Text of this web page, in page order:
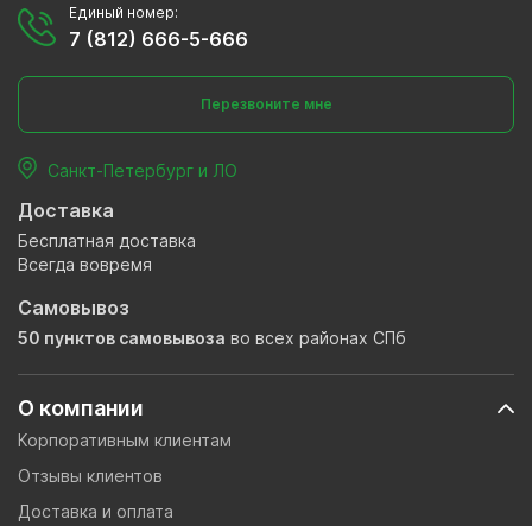
О компании
Корпоративным клиентам
Отзывы клиентов
Доставка и оплата
Единый номер:
7 (812) 666-5-666
Перезвоните мне
Санкт-Петербург и ЛО
Доставка
Бесплатная доставка
Всегда вовремя
Самовывоз
50 пунктов самовывоза во всех районах СПб